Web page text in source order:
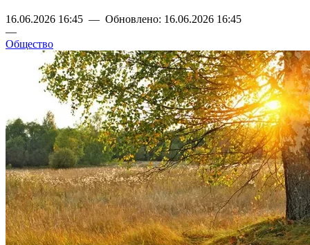
16.06.2026 16:45 — Обновлено: 16.06.2026 16:45
—
Общество